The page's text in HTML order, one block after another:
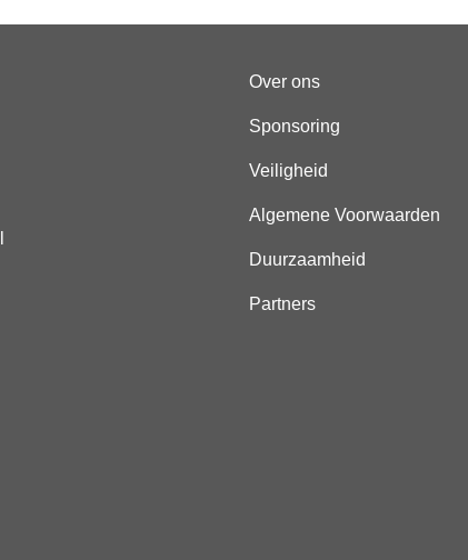
Over ons
Sponsoring
Veiligheid
Algemene Voorwaarden
Duurzaamheid
Partners